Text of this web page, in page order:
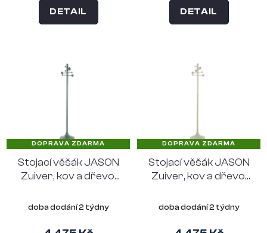
DETAIL DETAIL
DOPRAVA ZDARMA
Stojací věšák JASON
Zuiver, kov a dřevo,
doba dodání 2 týdny
DOPRAVA ZDARMA
Stojací věšák JASON
Zuiver, kov a dřevo,
doba dodání 2 týdny